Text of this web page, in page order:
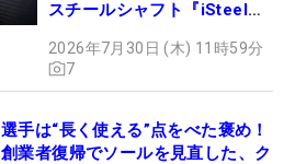
スチールシャフト『iSteel
2026年7月30日 (木) 11時59分
7
選手は“長く使える”点をべた褒め！
創業者復帰でソールを見直した、ク